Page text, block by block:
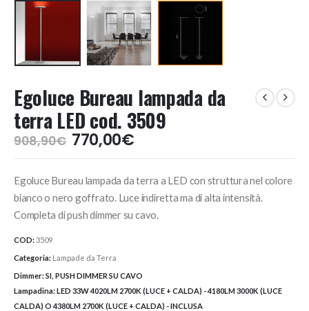
Egoluce Bureau lampada da
terra LED cod. 3509
908,90€ Il
prezzo
era:
908,90€.
770,00€Il
prezzo
è:
770,00€.
Egoluce Bureau lampada da terra a LED con struttura nel colore
bianco o nero goffrato. Luce indiretta ma di alta intensità.
Completa di push dimmer su cavo.
COD:3509
Categoria: Lampade da Terra
Dimmer:SI, PUSH DIMMER SU CAVO
Lampadina:LED 33W 4020LM 2700K (LUCE + CALDA) - 4180LM 3000K (LUCE
CALDA) O 4380LM 2700K (LUCE + CALDA) - INCLUSA